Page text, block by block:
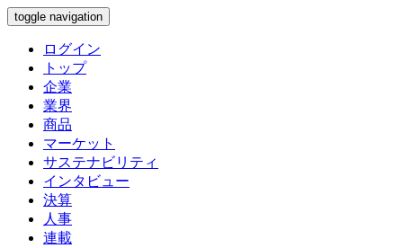
toggle navigation
ログイン
トップ
企業
業界
商品
マーケット
サステナビリティ
インタビュー
決算
人事
連載